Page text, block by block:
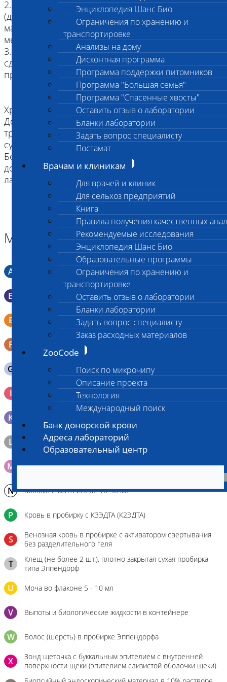
Энциклопедия Шанс Био
Ограничения по хранению и
транспортировке
Анализы на дому
Дисконтная программа
Программа поддержки питомников
Программа "Большая семья"
Программа "Спасенные хвосты"
Оставить отзыв о лаборатории
Бланки лаборатории
Задать вопрос специалисту
Постамат
Врачам и клиникам
Для врачей и клиник
Для сельхоз предприятий
Книга
Правила получения качественных
Рекомендуемые исследования
Энциклопедия Шанс Био
Образовательные программы
Ограничения по хранению и
транспортировке
Оставить отзыв о лаборатории
Бланки лаборатории
Задать вопрос специалисту
Заказ расходных материалов
ZooCode
Поиск по микрочипу
Описание проекта
Технология
Международный поиск
Банк донорской крови
Адреса лабораторий
Образовательный центр
2. Пробирки с транспорной средой Кери Блейр
(для транспортировки проб исследуемого
материала на анаэробы, если объем материала
менее 3-5 мл)
3. Пробирки с транспортной средой CVTR (при
сдаче посева на уреаплазмоз). Отбор материала
проводится только в лаборатории!
Хранение:
Допустимо хранение мазков в специальных
транспортных средах в холодильнике до 3-х
суток до момента доставки в лабораторию.
Без охлаждения мазки в транспортных средах
должны в течение 2-3-х часов быть доставлены в
лабораторию
Материал
A Мазок в пробирку со средой Кери-Блера
B Мазок в пробирку со средой Эймса (Стюарта)
E
Смывы со слизистых в пробирку Эппендорфа (с
физраствором 0.5 мл)
F Кал в контейнере с ложечкой
G Содержимое желудка 10-30 мл
I
Кровь 2-3 мл. на фильтр-бумаге, высушенная для
генетических исследований
K
L Материал берется только в лаборатории!
M Мазок на стекло
N Молоко в контейнере 10-30 мл
P Кровь в пробирку с К3ЭДТА (К2ЭДТА)
S
Венозная кровь в пробирке с активатором свертывания
без разделительного геля
T
Клещ (не более 2 шт.), плотно закрытая сухая пробирка
типа Эппендорф
U Моча во флаконе 5 - 10 мл
V Выпоты и биологические жидкости в контейнере
W Волос (шерсть) в пробирке Эппендорфа
X
Зонд щеточка с буккальным эпителием с внутренней
поверхности щеки (эпителием слизистой оболочки щеки)